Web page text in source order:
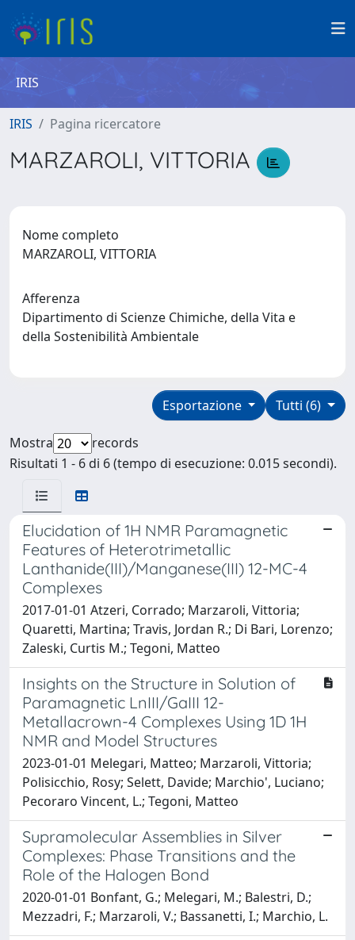
IRIS
IRIS Pagina ricercatore
MARZAROLI, VITTORIA
Nome completo
MARZAROLI, VITTORIA
Afferenza
Dipartimento di Scienze Chimiche, della Vita e
della Sostenibilità Ambientale
Tutti (6)
Esportazione
Mostra
records
Risultati 1 - 6 di 6 (tempo di esecuzione: 0.015 secondi).
Elucidation of 1H NMR Paramagnetic
Features of Heterotrimetallic
Lanthanide(III)/Manganese(III) 12-MC-4
Complexes
2017-01-01 Atzeri, Corrado; Marzaroli, Vittoria;
Quaretti, Martina; Travis, Jordan R.; Di Bari, Lorenzo;
Zaleski, Curtis M.; Tegoni, Matteo
Insights on the Structure in Solution of
Paramagnetic LnIII/GaIII 12-
Metallacrown-4 Complexes Using 1D 1H
NMR and Model Structures
2023-01-01 Melegari, Matteo; Marzaroli, Vittoria;
Polisicchio, Rosy; Selett, Davide; Marchio', Luciano;
Pecoraro Vincent, L.; Tegoni, Matteo
Supramolecular Assemblies in Silver
Complexes: Phase Transitions and the
Role of the Halogen Bond
2020-01-01 Bonfant, G.; Melegari, M.; Balestri, D.;
Mezzadri, F.; Marzaroli, V.; Bassanetti, I.; Marchio, L.